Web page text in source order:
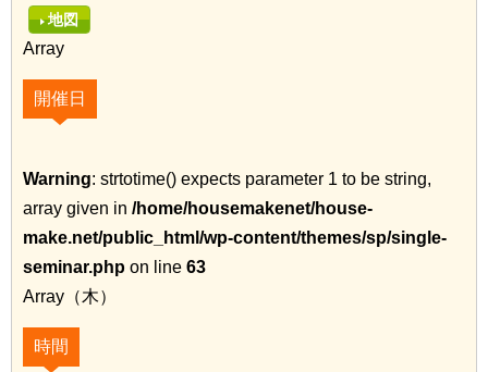
地図
Array
開催日
Warning: strtotime() expects parameter 1 to be string,
array given in /home/housemakenet/house-
make.net/public_html/wp-content/themes/sp/single-
seminar.php on line 63
Array（木）
時間